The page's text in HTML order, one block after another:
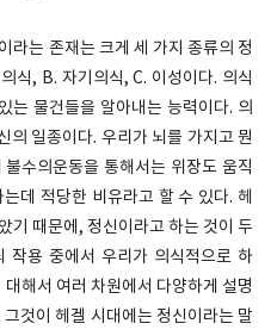
라는 존재는 크게 세 가지 종류의 정
식, B. 자기의식, C. 이성이다. 의식
는 물건들을 알아내는 능력이다. 의
의 일종이다. 우리가 뇌를 가지고 뭔
수의운동을 통해서는 위장도 움직
데 적당한 비유라고 할 수 있다. 헤
기 때문에, 정신이라고 하는 것이 두
작용 중에서 우리가 의식적으로 하
해서 여러 차원에서 다양하게 설명
것이 헤겔 시대에는 정신이라는 말